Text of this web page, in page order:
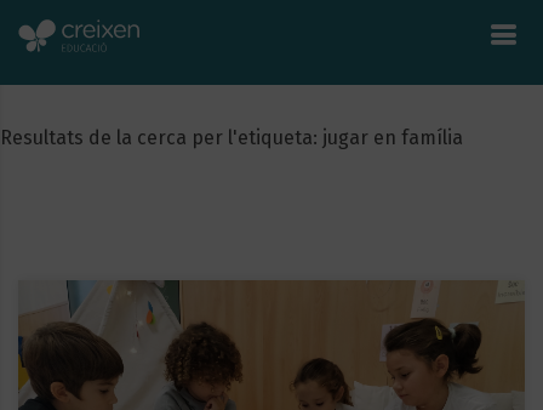
Resultats de la cerca per l'etiqueta: jugar en família